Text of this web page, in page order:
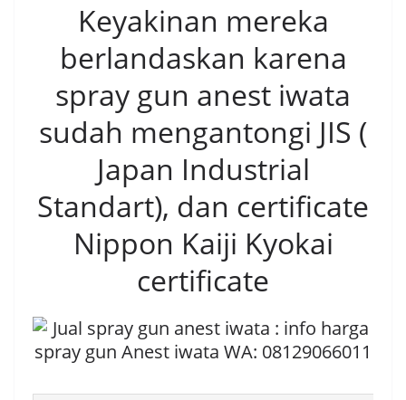
Keyakinan mereka
berlandaskan karena
spray gun anest iwata
sudah mengantongi JIS (
Japan Industrial
Standart), dan certificate
Nippon Kaiji Kyokai
certificate